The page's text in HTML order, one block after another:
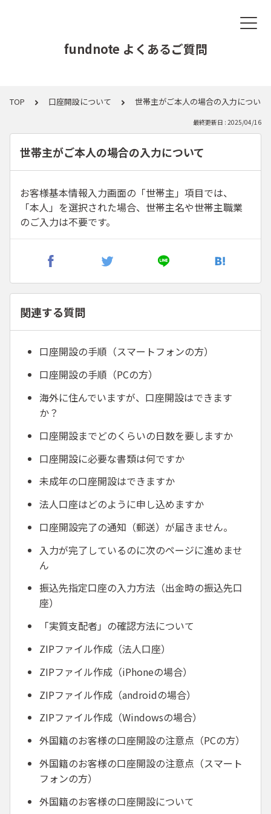
fundnote よくあるご質問
TOP 口座開設について 世帯主がご本人の場合の入力について
最終更新日 : 2025/04/16
世帯主がご本人の場合の入力について
お客様基本情報入力画面の「世帯主」項目では、
「本人」を選択された場合、世帯主名や世帯主職業
のご入力は不要です。
関連する質問
口座開設の手順（スマートフォンの方）
口座開設の手順（PCの方）
海外に住んでいますが、口座開設はできます
か？
口座開設までどのくらいの日数を要しますか
口座開設に必要な書類は何ですか
未成年の口座開設はできますか
法人口座はどのように申し込めますか
口座開設完了の通知（郵送）が届きません。
入力が完了しているのに次のページに進めませ
ん
振込先指定口座の入力方法（出金時の振込先口
座）
「実質支配者」の確認方法について
ZIPファイル作成（法人口座）
ZIPファイル作成（iPhoneの場合）
ZIPファイル作成（androidの場合）
ZIPファイル作成（Windowsの場合）
外国籍のお客様の口座開設の注意点（PCの方）
外国籍のお客様の口座開設の注意点（スマート
フォンの方）
外国籍のお客様の口座開設について